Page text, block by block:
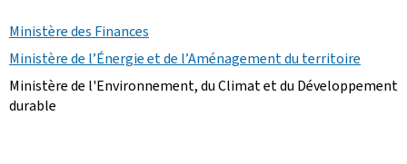
Ministère des Finances
Ministère de l’Énergie et de l’Aménagement du territoire
Ministère de l'Environnement, du Climat et du Développement
durable